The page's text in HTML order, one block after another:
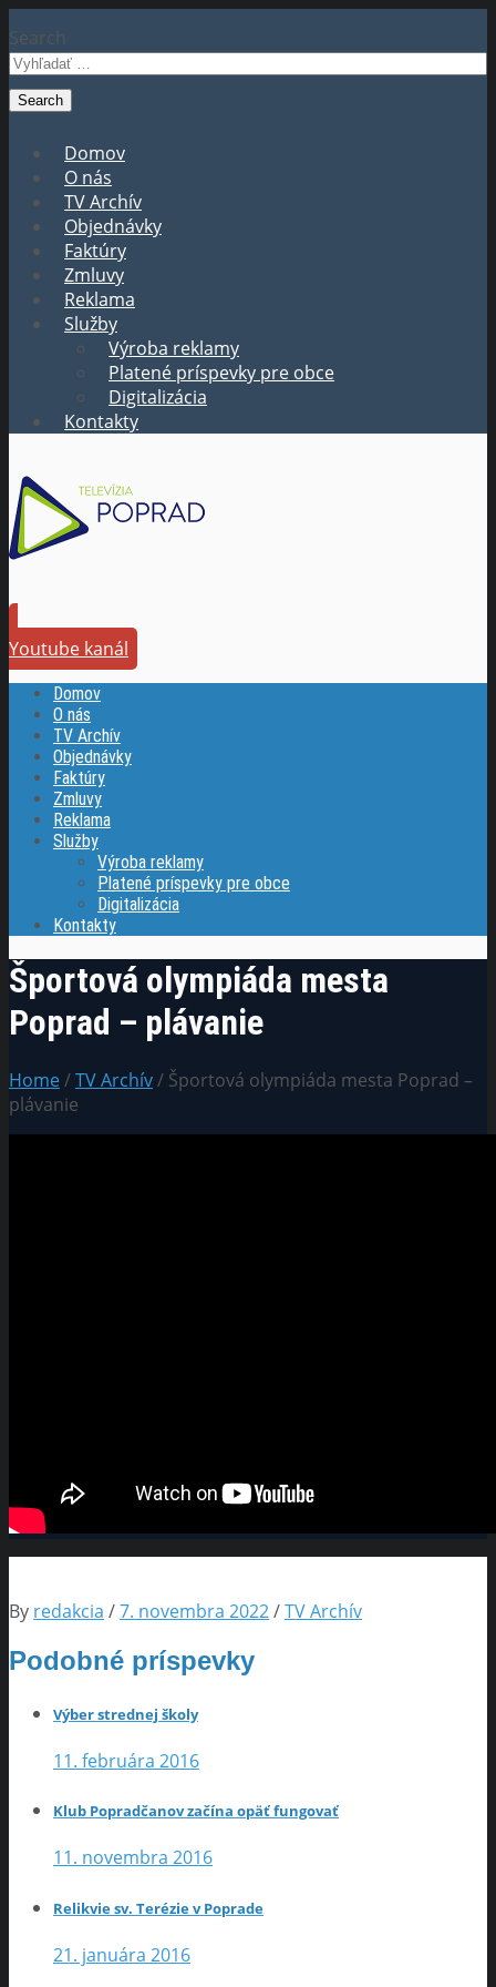
Search
Domov
O nás
TV Archív
Objednávky
Faktúry
Zmluvy
Reklama
Služby
Výroba reklamy
Platené príspevky pre obce
Digitalizácia
Kontakty
Youtube kanál
Domov
O nás
TV Archív
Objednávky
Faktúry
Zmluvy
Reklama
Služby
Výroba reklamy
Platené príspevky pre obce
Digitalizácia
Kontakty
Športová olympiáda mesta
Poprad – plávanie
Home/TV Archív/ Športová olympiáda mesta Poprad –
plávanie
By redakcia /7. novembra 2022/TV Archív
Podobné príspevky
Výber strednej školy
11. februára 2016
Klub Popradčanov začína opäť fungovať
11. novembra 2016
Relikvie sv. Terézie v Poprade
21. januára 2016